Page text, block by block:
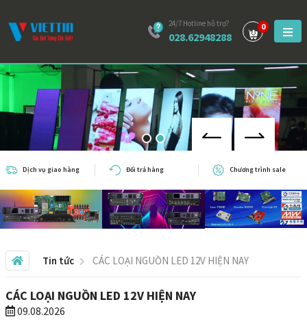
24/7 Hotline hỗ trợ?
028.62948288
0
Dịch vụ giao hàng Đổi trả hàng Chương trình sale
Tin tức CÁC LOẠI NGUỒN LED 12V HIỆN NAY
CÁC LOẠI NGUỒN LED 12V HIỆN NAY
09.08.2026